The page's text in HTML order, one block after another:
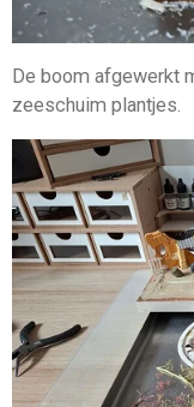
De boom afgewerkt
zeeschuim plantjes.